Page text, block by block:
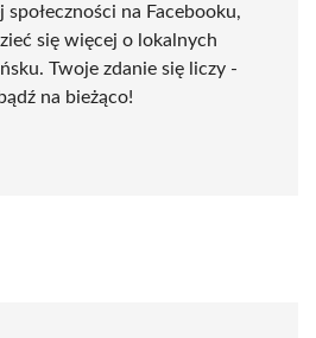
społeczności na Facebooku,
się więcej o lokalnych
Twoje zdanie się liczy -
na bieżąco!